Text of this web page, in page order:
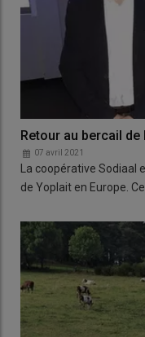
Retour au bercail
07 avril 2021
La coopérative
de Yoplait en Europe.